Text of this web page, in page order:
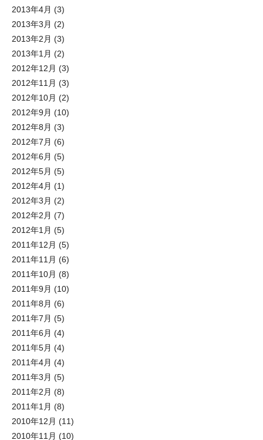
2013年4月 (3)
2013年3月 (2)
2013年2月 (3)
2013年1月 (2)
2012年12月 (3)
2012年11月 (3)
2012年10月 (2)
2012年9月 (10)
2012年8月 (3)
2012年7月 (6)
2012年6月 (5)
2012年5月 (5)
2012年4月 (1)
2012年3月 (2)
2012年2月 (7)
2012年1月 (5)
2011年12月 (5)
2011年11月 (6)
2011年10月 (8)
2011年9月 (10)
2011年8月 (6)
2011年7月 (5)
2011年6月 (4)
2011年5月 (4)
2011年4月 (4)
2011年3月 (5)
2011年2月 (8)
2011年1月 (8)
2010年12月 (11)
2010年11月 (10)